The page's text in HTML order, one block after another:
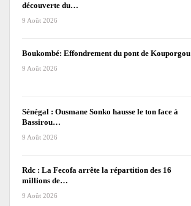
découverte du…
9 Août 2026
Boukombé: Effondrement du pont de Kouporgou
9 Août 2026
Sénégal : Ousmane Sonko hausse le ton face à
Bassirou…
9 Août 2026
Rdc : La Fecofa arrête la répartition des 16
millions de…
9 Août 2026